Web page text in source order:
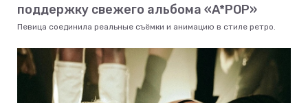
поддержку свежего альбома «A*POP»
Певица соединила реальные съёмки и анимацию в стиле ретро.